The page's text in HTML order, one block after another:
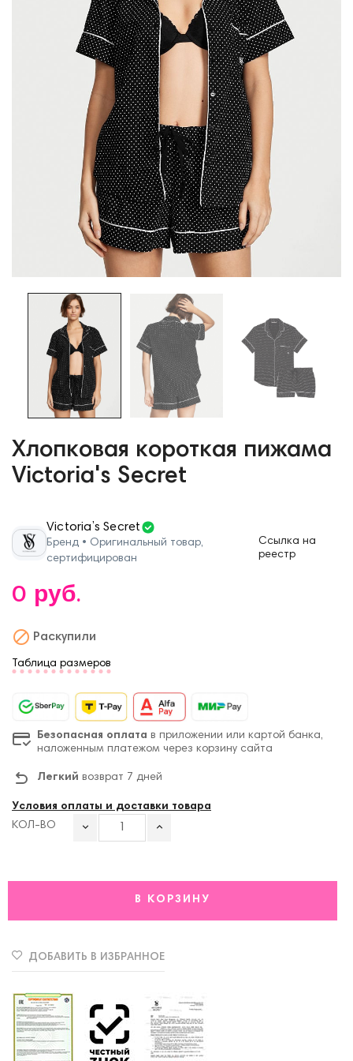
Хлопковая короткая пижама
Victoria's Secret
Victoria’s Secret
Бренд • Оригинальный товар,
сертифицирован
Ссылка на
реестр
0 руб.
 Раскупили
Таблица размеров
Безопасная оплата в приложении или картой банка,
наложенным платежом через корзину сайта
Легкий возврат 7 дней
Условия оплаты и доставки товара
КОЛ-ВО
В КОРЗИНУ
ДОБАВИТЬ В ИЗБРАННОЕ